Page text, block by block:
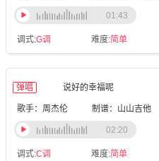
调式:G调 难度:简单
01:43
弹唱 说好的幸福呢
歌手：周杰伦 制谱：山山吉他
调式:C调 难度:简单
02:20